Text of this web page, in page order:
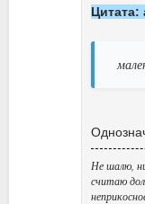
Цитата:
Не шалю,
считаю